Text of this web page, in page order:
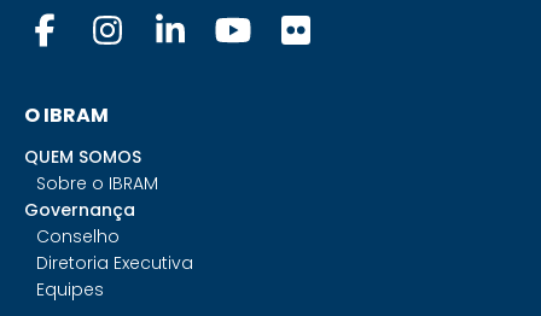
O IBRAM
QUEM SOMOS
Sobre o IBRAM
Governança
Conselho
Diretoria Executiva
Equipes